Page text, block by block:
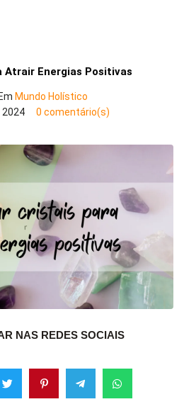
Atrair Energias Positivas
Em Mundo Holístico
2024 0 comentário(s)
NAS REDES SOCIAIS